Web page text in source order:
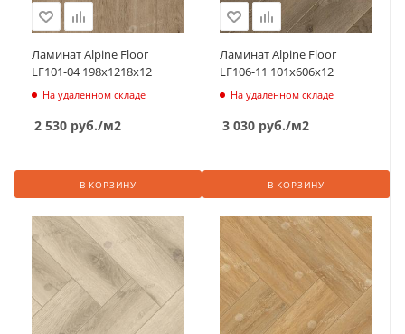
Ламинат Alpine Floor
LF101-04 198х1218х12
На удаленном складе
2 530 руб./м2
В КОРЗИНУ
Ламинат Alpine Floor
LF106-11 101х606х12
На удаленном складе
3 030 руб./м2
В КОРЗИНУ